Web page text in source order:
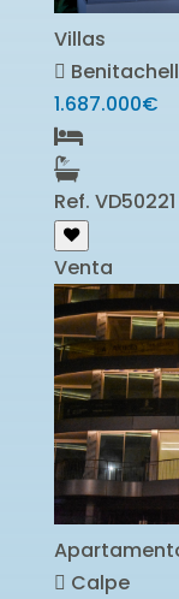
Villas
Benitachell
1.687.000€
Ref. VD50221
Venta
Calpe